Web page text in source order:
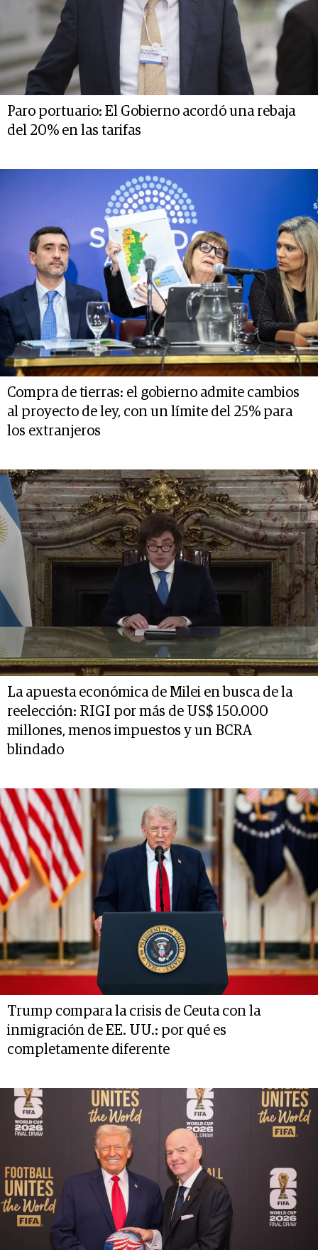
Paro portuario: El Gobierno acordó una rebaja
del 20% en las tarifas
Compra de tierras: el gobierno admite cambios
al proyecto de ley, con un límite del 25% para
los extranjeros
La apuesta económica de Milei en busca de la
reelección: RIGI por más de US$ 150.000
millones, menos impuestos y un BCRA
blindado
Trump compara la crisis de Ceuta con la
inmigración de EE. UU.: por qué es
completamente diferente